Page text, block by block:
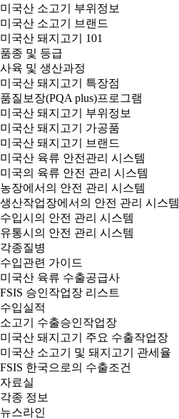
미국산 소고기 부위정보
미국산 소고기 브랜드
미국산 돼지고기 101
품종 및 등급
사육 및 생산과정
미국산 돼지고기 특장점
품질보장(PQA plus)프로그램
미국산 돼지고기 부위정보
미국산 돼지고기 가공품
미국산 돼지고기 브랜드
미국산 육류 안전관리 시스템
미국의 육류 안전 관리 시스템
농장에서의 안전 관리 시스템
생산작업장에서의 안전 관리 시스템
수입시의 안전 관리 시스템
유통시의 안전 관리 시스템
각종질병
수입관련 가이드
미국산 육류 수출공급사
FSIS 승인작업장 리스트
수입실적
소고기 수출승인작업장
미국산 돼지고기 주요 수출작업장
미국산 소고기 및 돼지고기 관세율
FSIS 한국으로의 수출조건
자료실
각종 정보
뉴스라인